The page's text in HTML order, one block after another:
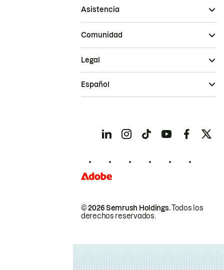
Asistencia
Comunidad
© 2026 Semrush Holdings.Todos los
derechos reservados.
Legal
Español